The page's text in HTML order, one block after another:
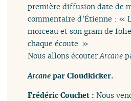
première diffusion date de
commentaire d’Étienne : «
morceau et son grain de
chaque écoute. »
Nous allons écouterArcane
Arcane par Cloudkicker.
Frédéric Couchet :Nous